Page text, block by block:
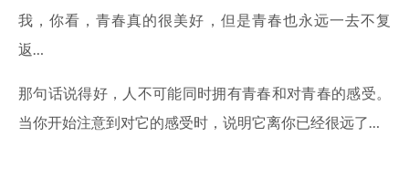
我，你看，青春真的很美好，但是青春也永远一去不复
返…
那句话说得好，人不可能同时拥有青春和对青春的感受。
当你开始注意到对它的感受时，说明它离你已经很远了…